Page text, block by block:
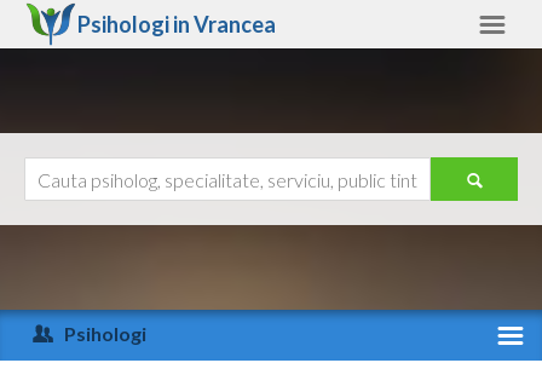
Psihologi inVrancea
Arad
Arges
Ajutor
Psihologi